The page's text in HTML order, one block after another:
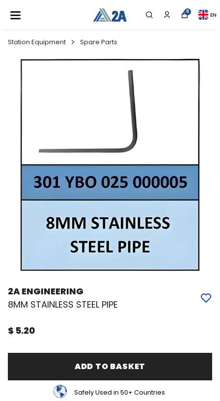
0 EN
Station Equipment Spare Parts
2A ENGINEERING
8MM STAINLESS STEEL PIPE
$ 5.20
ADD TO BASKET
Safely Used in 50+ Countries